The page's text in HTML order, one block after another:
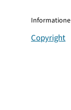
Copyright